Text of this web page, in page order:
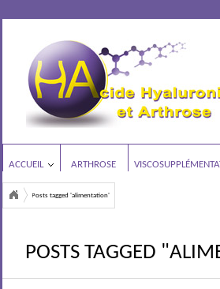
ACCUEIL ARTHROSE
Posts tagged 'alimentation'
POSTS TAGGED